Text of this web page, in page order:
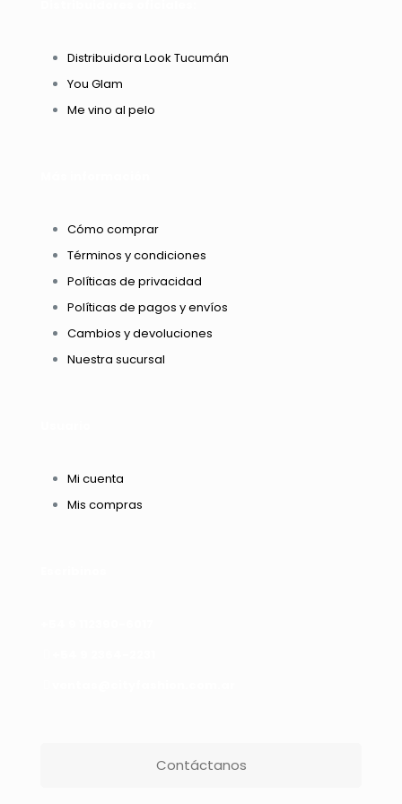
Distribuidora Look Tucumán
You Glam
Me vino al pelo
Cómo comprar
Términos y condiciones
Políticas de privacidad
Políticas de pagos y envíos
Cambios y devoluciones
Nuestra sucursal
Mi cuenta
Mis compras
Contáctanos